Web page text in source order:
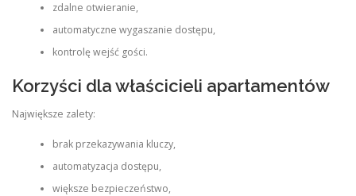
zdalne otwieranie,
automatyczne wygaszanie dostępu,
kontrolę wejść gości.
Korzyści dla właścicieli apartamentów
Największe zalety:
brak przekazywania kluczy,
automatyzacja dostępu,
większe bezpieczeństwo,